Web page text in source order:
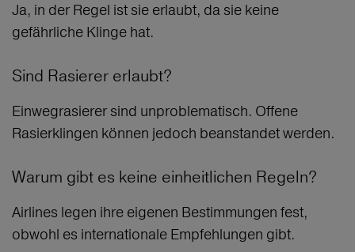
Ja, in der Regel ist sie erlaubt, da sie keine
gefährliche Klinge hat.
Sind Rasierer erlaubt?
Einwegrasierer sind unproblematisch. Offene
Rasierklingen können jedoch beanstandet werden.
Warum gibt es keine einheitlichen Regeln?
Airlines legen ihre eigenen Bestimmungen fest,
obwohl es internationale Empfehlungen gibt.